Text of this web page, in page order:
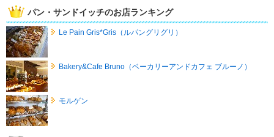
パン・サンドイッチのお店ランキング
Le Pain Gris*Gris（ルパングリグリ）
Bakery&Cafe Bruno（ベーカリーアンドカフェ ブルーノ）
モルゲン